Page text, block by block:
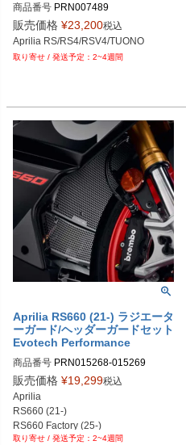
商品番号 PRN007489
PRN007489-01
PRN007489-02
PRN007489-03
PRN007489-04
PRN007489-07
PRN007489-08
PRN007489-09
PRN007489-10
PRN007489-11
PRN007489-12
PRN007489-13
PRN007489-14
PRN007489-15
PRN007489-16
販売価格 ¥23,200税込
Aprilia RS/RS4/RSV4/TUONO
2~4週間
Aprilia RS660 (21-) ラジエータ
ーガード/ヘッダーガードセット
Evotech Performance
商品番号 PRN015268-015269
PRN015268-015269-01
PRN015268-015269-02
PRN015268-015269-03
販売価格 ¥19,299税込
Aprilia
RS660 (21-)
RS660 Factory (25-)
2~4週間